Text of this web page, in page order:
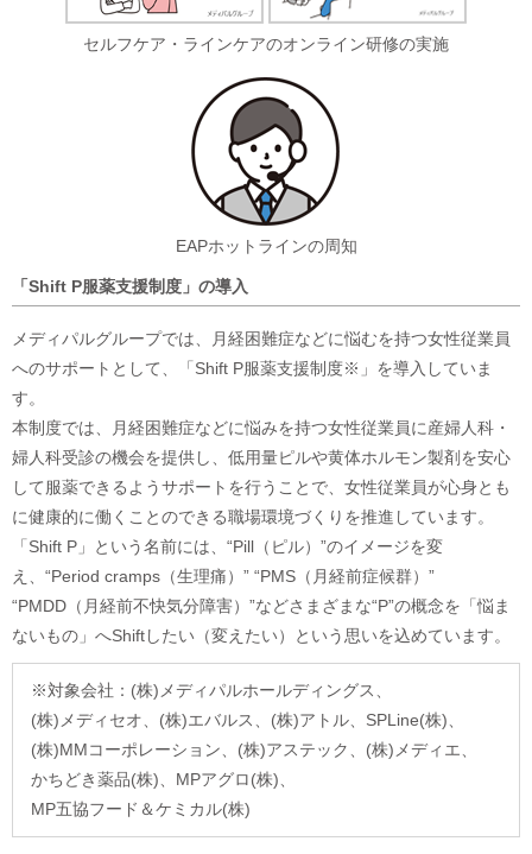
セルフケア・ラインケアのオンライン研修の実施
EAPホットラインの周知
「Shift P服薬支援制度」の導入
メディパルグループでは、月経困難症などに悩むを持つ女性従業員
へのサポートとして、「Shift P服薬支援制度※」を導入していま
す。
本制度では、月経困難症などに悩みを持つ女性従業員に産婦人科・
婦人科受診の機会を提供し、低用量ピルや黄体ホルモン製剤を安心
して服薬できるようサポートを行うことで、女性従業員が心身とも
に健康的に働くことのできる職場環境づくりを推進しています。
「Shift P」という名前には、“Pill（ピル）”のイメージを変
え、“Period cramps（生理痛）” “PMS（月経前症候群）”
“PMDD（月経前不快気分障害）”などさまざまな“P”の概念を「悩ま
ないもの」へShiftしたい（変えたい）という思いを込めています。
※対象会社： (株)メディパルホールディングス、
(株)メディセオ、 (株)エバルス、 (株)アトル、 SPLine(株)、
(株)MMコーポレーション、 (株)アステック、 (株)メディエ、
かちどき薬品(株)、 MPアグロ(株)、
MP五協フード＆ケミカル(株)